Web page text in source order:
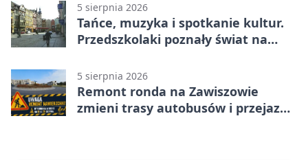
5 sierpnia 2026
Tańce, muzyka i spotkanie kultur.
Przedszkolaki poznały świat na
5 sierpnia 2026
Remont ronda na Zawiszowie
zmieni trasy autobusów i przejazd